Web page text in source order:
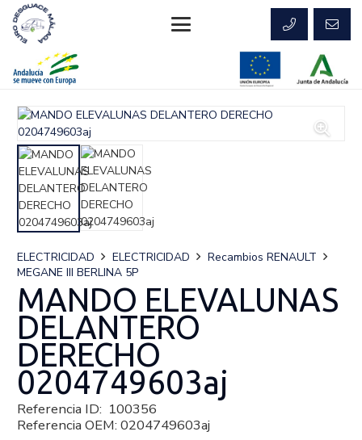
ELECTRICIDAD ELECTRICIDAD
Recambios RENAULT
MEGANE III BERLINA 5P
MANDO ELEVALUNAS
DELANTERO
DERECHO
0204749603aj
Referencia ID: 100356
Referencia OEM: 0204749603aj